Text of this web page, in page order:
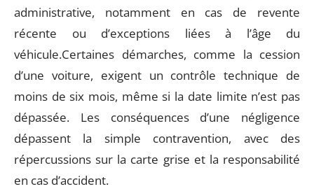
administrative, notamment en cas de revente
récente ou d’exceptions liées à l’âge du
véhicule.Certaines démarches, comme la cession
d’une voiture, exigent un contrôle technique de
moins de six mois, même si la date limite n’est pas
dépassée. Les conséquences d’une négligence
dépassent la simple contravention, avec des
répercussions sur la carte grise et la responsabilité
en cas d’accident.